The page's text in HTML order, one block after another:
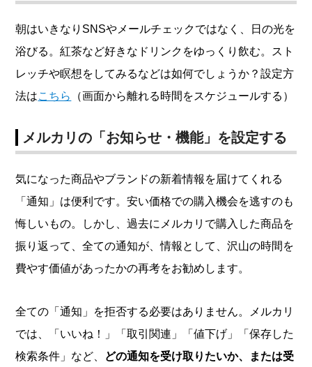
朝はいきなりSNSやメールチェックではなく、日の光を
浴びる。紅茶など好きなドリンクをゆっくり飲む。スト
レッチや瞑想をしてみるなどは如何でしょうか？設定方
法はこちら （画面から離れる時間をスケジュールする）
メルカリの「お知らせ・機能」を設定する
気になった商品やブランドの新着情報を届けてくれる
「通知」は便利です。安い価格での購入機会を逃すのも
悔しいもの。しかし、過去にメルカリで購入した商品を
振り返って、全ての通知が、情報として、沢山の時間を
費やす価値があったかの再考をお勧めします。
全ての「通知」を拒否する必要はありません。メルカリ
では、「いいね！」「取引関連」「値下げ」「保存した
検索条件」など、 どの通知を受け取りたいか、または受